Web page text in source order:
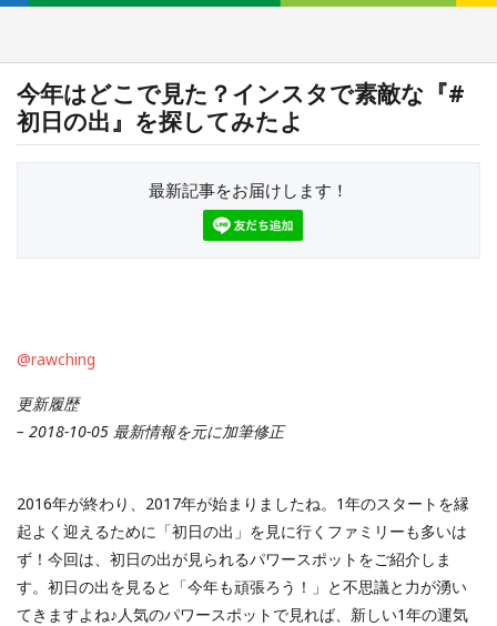
今年はどこで見た？インスタで素敵な『#
初日の出』を探してみたよ
最新記事をお届けします！
@rawching
更新履歴
– 2018-10-05 最新情報を元に加筆修正
2016年が終わり、2017年が始まりましたね。1年のスタートを縁
起よく迎えるために「初日の出」を見に行くファミリーも多いは
ず！今回は、初日の出が見られるパワースポットをご紹介しま
す。初日の出を見ると「今年も頑張ろう！」と不思議と力が湧い
てきますよね♪人気のパワースポットで見れば、新しい1年の運気